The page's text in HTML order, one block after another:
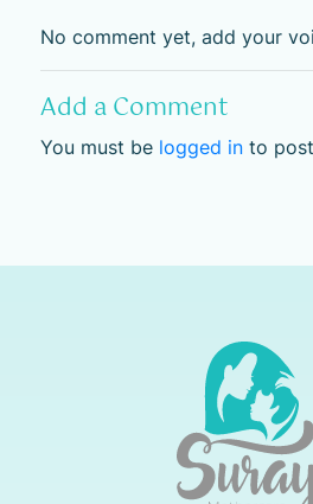
No comment yet, add your
Add a Comment
You must be logged into post